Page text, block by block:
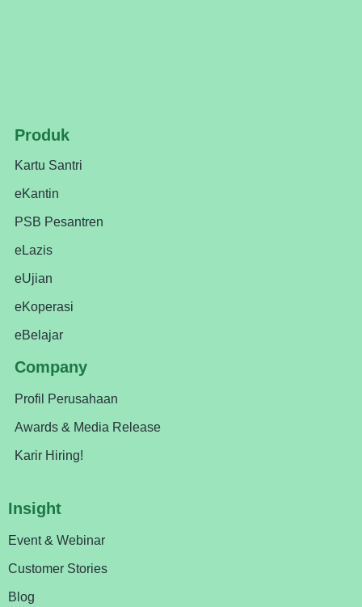
Produk
Kartu Santri
eKantin
PSB Pesantren
eLazis
eUjian
eKoperasi
eBelajar
Company
Profil Perusahaan
Awards & Media Release
Karir Hiring!
Insight
Event & Webinar
Customer Stories
Blog